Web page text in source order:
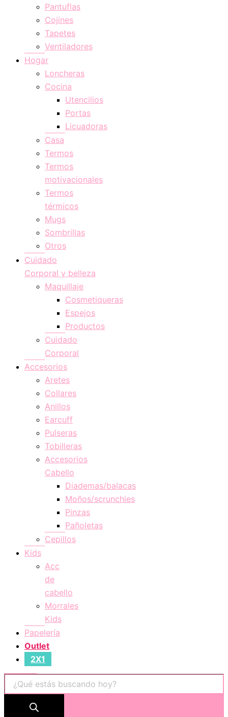
Pantuflas
Cojines
Tapetes
Ventiladores
Hogar
Loncheras
Cocina
Utencilios
Portas
Licuadoras
Casa
Termos
Termos
motivacionales
Termos
térmicos
Mugs
Sombrillas
Otros
Cuidado
Corporal y belleza
Maquillaje
Cosmetiqueras
Espejos
Productos
Cuidado
Corporal
Accesorios
Aretes
Collares
Anillos
Earcuff
Pulseras
Tobilleras
Accesorios
Cabello
Diademas/balacas
Moños/scrunchies
Pinzas
Pañoletas
Cepillos
Kids
Acc
de
cabello
Morrales
Kids
Papelería
Outlet
2X1